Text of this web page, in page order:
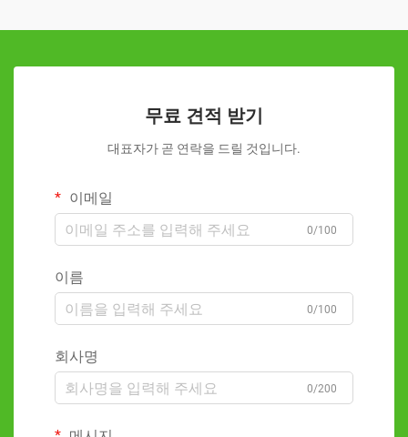
무료 견적 받기
대표자가 곧 연락을 드릴 것입니다.
이메일
0/100
이름
0/100
회사명
0/200